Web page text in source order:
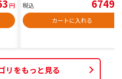
円
税込 6749
カートに入れる
リをもっと見る